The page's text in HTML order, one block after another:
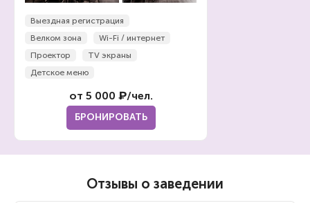
Выездная регистрация
Велком зона
Wi-Fi / интернет
Проектор
TV экраны
Детское меню
от 5 000 ₽/чел.
БРОНИРОВАТЬ
Отзывы о заведении